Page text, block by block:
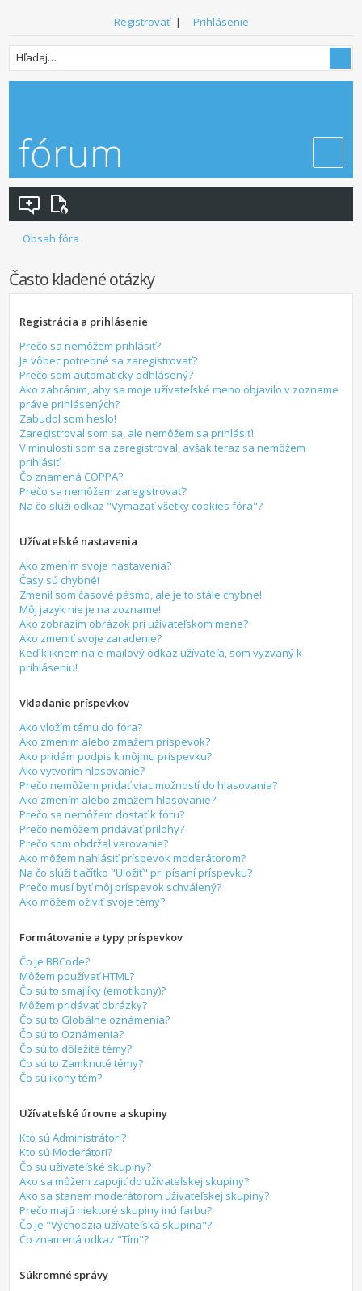
Registrovať| Prihlásenie
Obsah fóra
Často kladené otázky
Registrácia a prihlásenie
Prečo sa nemôžem prihlásiť?
Je vôbec potrebné sa zaregistrovať?
Prečo som automaticky odhlásený?
Ako zabránim, aby sa moje užívateľské meno objavilo v zozname
práve prihlásených?
Zabudol som heslo!
Zaregistroval som sa, ale nemôžem sa prihlásiť!
V minulosti som sa zaregistroval, avšak teraz sa nemôžem
prihlásiť!
Čo znamená COPPA?
Prečo sa nemôžem zaregistrovať?
Na čo slúži odkaz "Vymazať všetky cookies fóra"?
Užívateľské nastavenia
Ako zmením svoje nastavenia?
Časy sú chybné!
Zmenil som časové pásmo, ale je to stále chybne!
Môj jazyk nie je na zozname!
Ako zobrazím obrázok pri užívateľskom mene?
Ako zmeniť svoje zaradenie?
Keď kliknem na e-mailový odkaz užívateľa, som vyzvaný k
prihláseniu!
Vkladanie príspevkov
Ako vložím tému do fóra?
Ako zmením alebo zmažem príspevok?
Ako pridám podpis k môjmu príspevku?
Ako vytvorím hlasovanie?
Prečo nemôžem pridať viac možností do hlasovania?
Ako zmením alebo zmažem hlasovanie?
Prečo sa nemôžem dostať k fóru?
Prečo nemôžem pridávať prílohy?
Prečo som obdržal varovanie?
Ako môžem nahlásiť príspevok moderátorom?
Na čo slúži tlačítko "Uložiť" pri písaní príspevku?
Prečo musí byť môj príspevok schválený?
Ako môžem oživiť svoje témy?
Formátovanie a typy príspevkov
Čo je BBCode?
Môžem používať HTML?
Čo sú to smajlíky (emotikony)?
Môžem pridávať obrázky?
Čo sú to Globálne oznámenia?
Čo sú to Oznámenia?
Čo sú to dôležité témy?
Čo sú to Zamknuté témy?
Čo sú ikony tém?
Užívateľské úrovne a skupiny
Kto sú Administrátori?
Kto sú Moderátori?
Čo sú užívateľské skupiny?
Ako sa môžem zapojiť do užívateľskej skupiny?
Ako sa stanem moderátorom užívateľskej skupiny?
Prečo majú niektoré skupiny inú farbu?
Čo je "Východzia užívateľská skupina"?
Čo znamená odkaz "Tím"?
Súkromné správy